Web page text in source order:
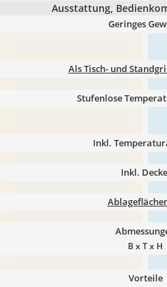
Ausstattung,
Geringes
Als Tisch- und
Stufenlose
Inkl.
Inkl.
B x T x H
Vorteile